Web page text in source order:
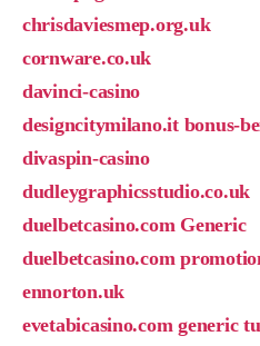
chrisdaviesmep.org.uk
cornware.co.uk
davinci-casino
designcitymilano.it bonus-
divaspin-casino
dudleygraphicsstudio.co.uk
duelbetcasino.com Generic
duelbetcasino.com
ennorton.uk
evetabicasino.com generic